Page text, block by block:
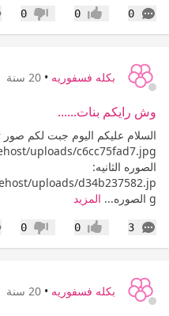
0
التعليقات إعجاب0 عدم إعجاب
0
بكله فسفوريه • 20 سنة
وش رايكم بنات......
السلام عليكم اليوم جبت لكم صور
uploads/c6cc75fad7.jpg
الصوره الثانيه:
uploads/d34b237582.jp
g الصوره...
المزيد
3
التعليقات إعجاب0 عدم إعجاب
0
بكله فسفوريه • 20 سنة